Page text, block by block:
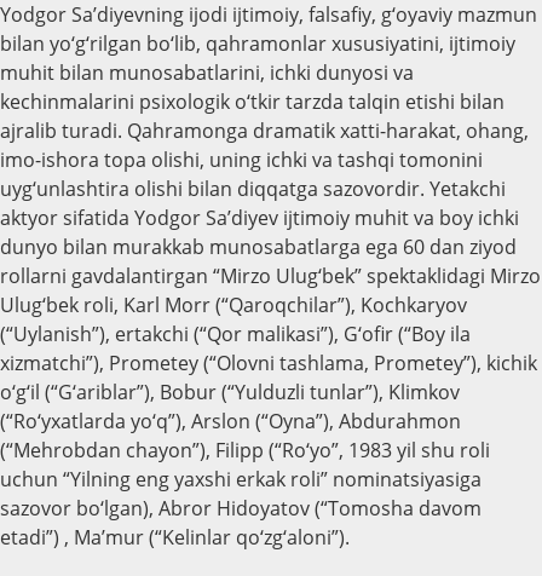
Yodgor Sa’diyevning ijodi ijtimoiy, falsafiy, g‘oyaviy mazmun
bilan yo‘g‘rilgan bo‘lib, qahramonlar xususiyatini, ijtimoiy
muhit bilan munosabatlarini, ichki dunyosi va
kechinmalarini psixologik o‘tkir tarzda talqin etishi bilan
ajralib turadi. Qahramonga dramatik хatti-harakat, ohang,
imo-ishora topa olishi, uning ichki va tashqi tomonini
uyg‘unlashtira olishi bilan diqqatga sazovordir. Yetakchi
aktyor sifatida Yodgor Sa’diyev ijtimoiy muhit va boy ichki
dunyo bilan murakkab munosabatlarga ega 60 dan ziyod
rollarni gavdalantirgan “Mirzo Ulug‘bek” spektaklidagi Mirzo
Ulug‘bek roli, Karl Morr (“Qaroqchilar”), Kochkaryov
(“Uylanish”), ertakchi (“Qor malikasi”), G‘ofir (“Boy ila
xizmatchi”), Prometey (“Olovni tashlama, Prometey”), kichik
o‘g‘il (“G‘ariblar”), Bobur (“Yulduzli tunlar”), Klimkov
(“Ro‘yxatlarda yo‘q”), Arslon (“Oyna”), Abdurahmon
(“Mehrobdan chayon”), Filipp (“Ro‘yo”, 1983 yil shu roli
uchun “Yilning eng yaxshi erkak roli” nominatsiyasiga
sazovor bo‘lgan), Abror Hidoyatov (“Tomosha davom
etadi”) , Ma’mur (“Kelinlar qo‘zg‘aloni”).